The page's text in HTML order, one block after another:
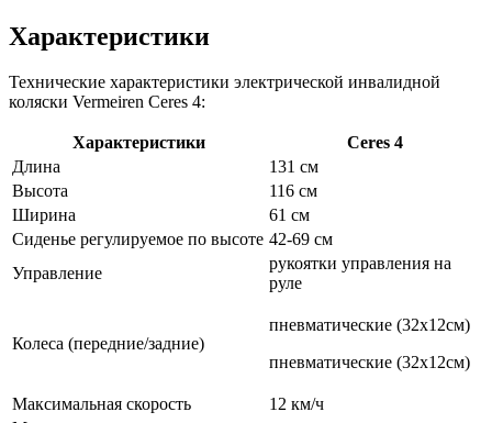
Характеристики
Технические характеристики электрической инвалидной
коляски Vermeiren Ceres 4:
Характеристики
Ceres 4
Длина
131 см
Высота
116 см
Ширина
61 см
Сиденье регулируемое по высоте 42-69 см
Управление
рукоятки управления на
руле
Колеса (передние/задние)
пневматические (32х12см)
пневматические (32х12см)
Максимальная скорость
12 км/ч